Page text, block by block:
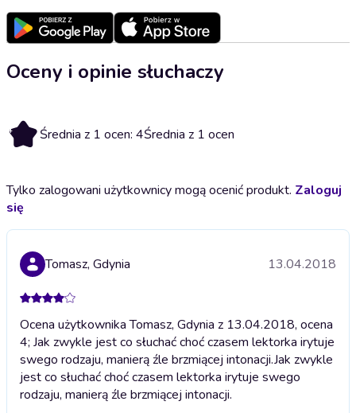
Oceny i opinie słuchaczy
4 Średnia z 1 ocen: 4Średnia z 1 ocen
Tylko zalogowani użytkownicy mogą ocenić produkt. Zaloguj
się
Tomasz, Gdynia 13.04.2018
Ocena użytkownika Tomasz, Gdynia z 13.04.2018, ocena
4; Jak zwykle jest co słuchać choć czasem lektorka irytuje
swego rodzaju, manierą źle brzmiącej intonacji.Jak zwykle
jest co słuchać choć czasem lektorka irytuje swego
rodzaju, manierą źle brzmiącej intonacji.